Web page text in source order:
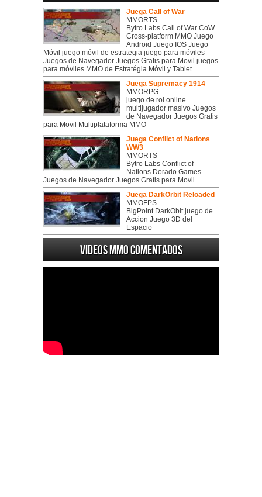
Juega Call of War
MMORTS
Bytro Labs Call of War CoW
Cross-platform MMO Juego
Android Juego IOS Juego
Móvil juego móvil de estrategia juego para móviles
Juegos de Navegador Juegos Gratis para Movil juegos
para móviles MMO de Estratégia Móvil y Tablet
Juega Supremacy 1914
MMORPG
juego de rol online
multijugador masivo Juegos
de Navegador Juegos Gratis
para Movil Multiplataforma MMO
Juega Conflict of Nations
WW3
MMORTS
Bytro Labs Conflict of
Nations Dorado Games
Juegos de Navegador Juegos Gratis para Movil
Juega DarkOrbit Reloaded
MMOFPS
BigPoint DarkObit juego de
Accion Juego 3D del
Espacio
Videos MMO Comentados